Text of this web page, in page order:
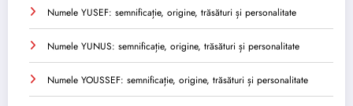
Numele YUSEF: semnificație, origine, trăsături și personalitate
Numele YUNUS: semnificație, origine, trăsături și personalitate
Numele YOUSSEF: semnificație, origine, trăsături și personalitate